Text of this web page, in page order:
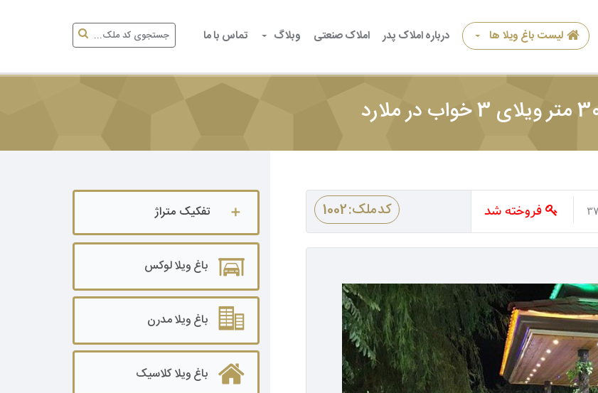
لیست باغ ویلا ها درباره املاک پدر املاک صنعتی وبلاگ تماس با ما
فروخته شد کد ملک: 1002 تفکیک متراژ
باغ ویلا ۵۰۰ تا ۱۰۰۰ متر
باغ ویلا ۱۰۰۰ تا ۲۰۰۰ متر
باغ ویلا ۲۰۰۰ تا ۳۰۰۰ متر
باغ ویلا۳۰۰۰ تا ۵۰۰۰ متر
باغ ویلا لوکس
باغ ویلا مدرن
باغ ویلا کلاسیک